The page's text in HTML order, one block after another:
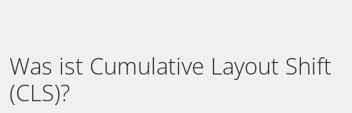
Was ist Cumulative Layout Shift
(CLS)?